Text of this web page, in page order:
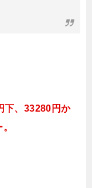
下、33280円か